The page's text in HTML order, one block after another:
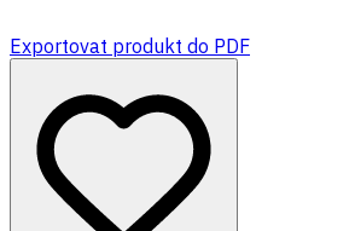
Exportovat produkt do PDF